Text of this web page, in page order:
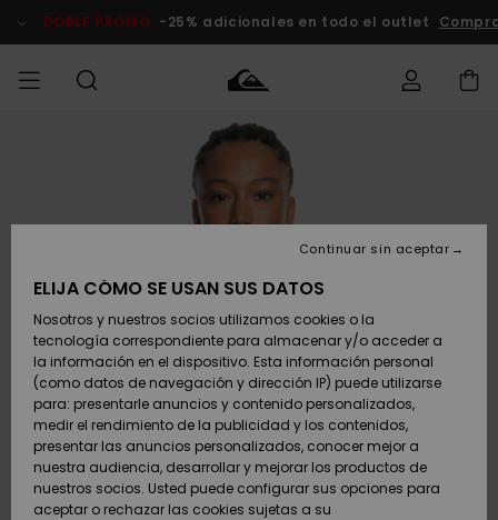
del
DOBLE PROMO -25% adicionales en todo el outlet
Ropa
Zapatos y
chanclas
Surf
Snow
Ropa
Zapatos y
chanclas
Surf
Snow
Shop
Destacados
Snow
SURF
Surf Shop
Hombre
Highlights
Comunidad
SNOW
Tienda
Snow
Hombre
Snow Niños
Tienda
Snow Mujer
Destacados
DOBLE
PROMO
Outlet
Hombre
Outlet
Mujer
Accede a tu
pedido
Envio
Devoluciones
Pago
Tarjeta de
regalo
Quiksilver
Freedom
ELIJA CÓMO SE USAN SUS DATOS
Nosotros y nuestros socios utilizamos cookies o la
tecnología correspondiente para almacenar y/o acceder a
la información en el dispositivo. Esta información personal
(como datos de navegación y dirección IP) puede utilizarse
para: presentarle anuncios y contenido personalizados,
medir el rendimiento de la publicidad y los contenidos,
presentar las anuncios personalizados, conocer mejor a
nuestra audiencia, desarrollar y mejorar los productos de
nuestros socios. Usted puede configurar sus opciones para
aceptar o rechazar las cookies sujetas a su
Continuar sin aceptar